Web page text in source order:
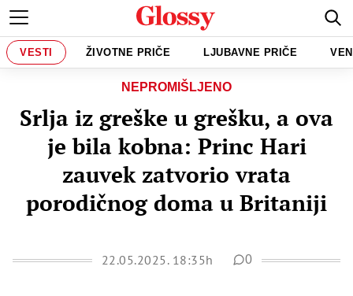
VESTI ŽIVOTNE PRIČE LJUBAVNE PRIČE
NEPROMIŠLJENO
Srlja iz greške u grešku, a ova
je bila kobna: Princ Hari
zauvek zatvorio vrata
porodičnog doma u Britaniji
22.05.2025. 18:35h 0